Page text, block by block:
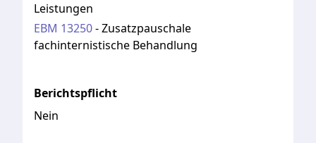
Leistungen
EBM 13250-Zusatzpauschale
fachinternistische Behandlung
Berichtspflicht
Nein